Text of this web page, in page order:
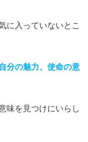
に入っていないとこ
分の魅力、使命の意
味を見つけにいらし